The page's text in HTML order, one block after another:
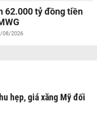
62.000 tỷ đồng tiền
08/2026
hẹp, giá xăng Mỹ đối